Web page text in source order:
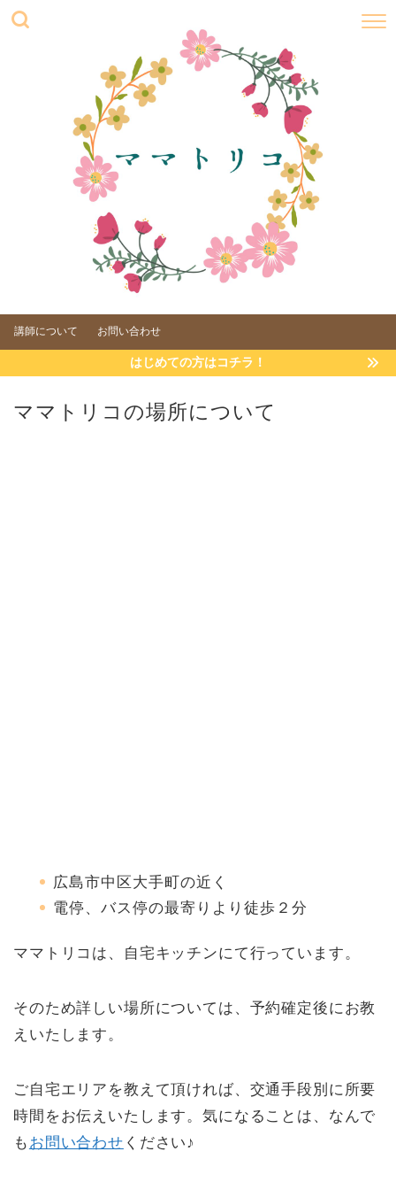
講師について お問い合わせ
はじめての方はコチラ！
ママトリコの場所について
広島市中区大手町の近く
電停、バス停の最寄りより徒歩２分
ママトリコは、自宅キッチンにて行っています。
そのため詳しい場所については、予約確定後にお教
えいたします。
ご自宅エリアを教えて頂ければ、交通手段別に所要
時間をお伝えいたします。気になることは、なんで
も お問い合わせ ください♪